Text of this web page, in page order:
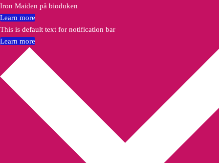
Iron Maiden på bioduken
Learn more
This is default text for notification bar
Learn more